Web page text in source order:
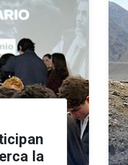
la